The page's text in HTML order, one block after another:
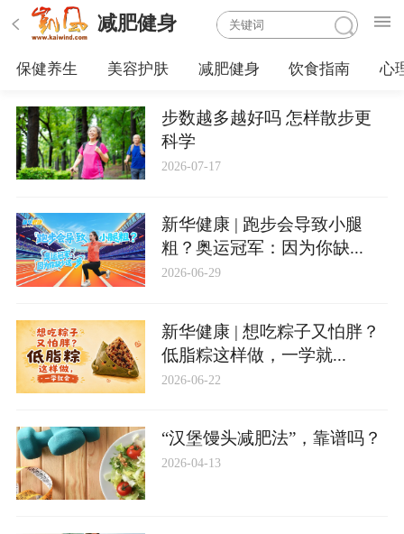
减肥健身
保健养生 美容护肤 减肥健身 饮食指南 心
步数越多越好吗 怎样散步更
科学
2026-07-17
新华健康 | 跑步会导致小腿
粗？奥运冠军：因为你缺...
2026-06-29
新华健康 | 想吃粽子又怕胖？
低脂粽这样做，一学就...
2026-06-22
“汉堡馒头减肥法”，靠谱吗？
2026-04-13